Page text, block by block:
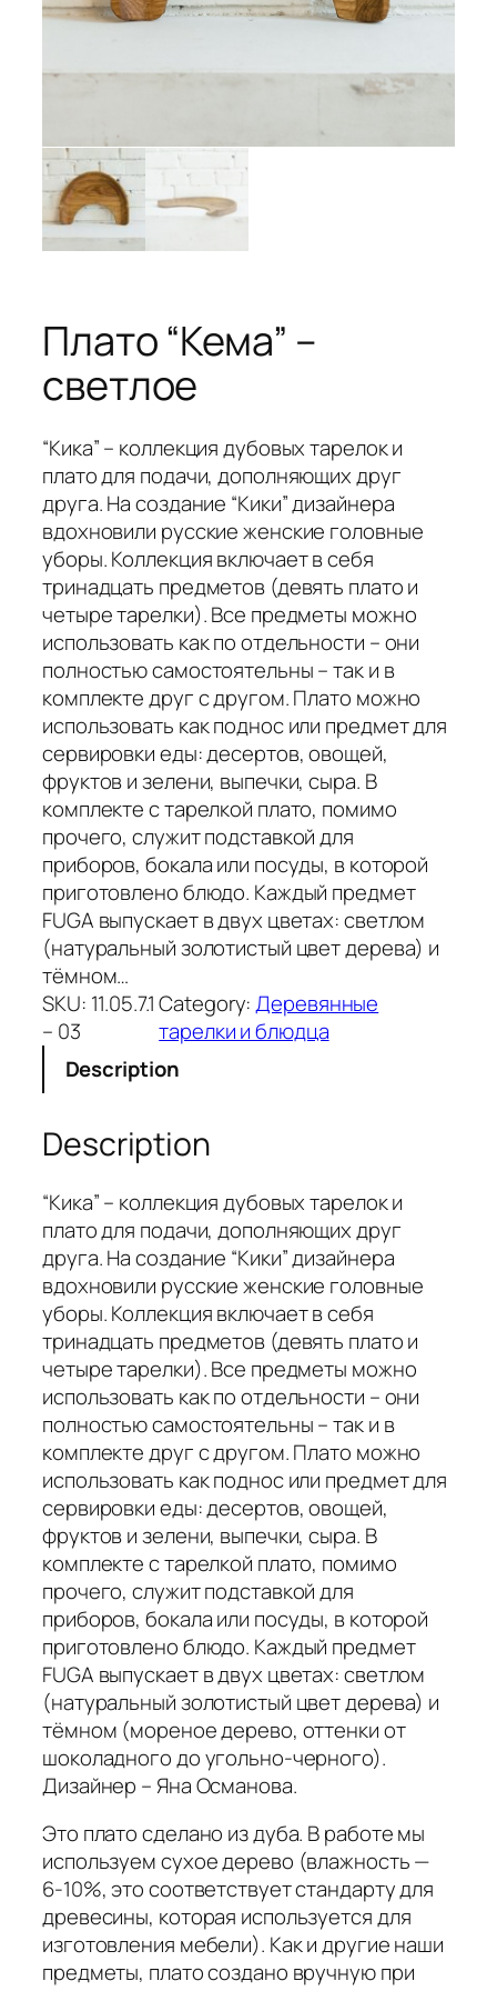
Плато “Кема” –
светлое
“Кика” – коллекция дубовых тарелок и
плато для подачи, дополняющих друг
друга. На создание “Кики” дизайнера
вдохновили русские женские головные
уборы. Коллекция включает в себя
тринадцать предметов (девять плато и
четыре тарелки). Все предметы можно
использовать как по отдельности – они
полностью самостоятельны – так и в
комплекте друг с другом. Плато можно
использовать как поднос или предмет для
сервировки еды: десертов, овощей,
фруктов и зелени, выпечки, сыра. В
комплекте с тарелкой плато, помимо
прочего, служит подставкой для
приборов, бокала или посуды, в которой
приготовлено блюдо. Каждый предмет
FUGA выпускает в двух цветах: светлом
(натуральный золотистый цвет дерева) и
тёмном…
SKU: 11.05.7.1
– 03
Category:Деревянные
тарелки и блюдца
Description
Description
“Кика” – коллекция дубовых тарелок и
плато для подачи, дополняющих друг
друга. На создание “Кики” дизайнера
вдохновили русские женские головные
уборы. Коллекция включает в себя
тринадцать предметов (девять плато и
четыре тарелки). Все предметы можно
использовать как по отдельности – они
полностью самостоятельны – так и в
комплекте друг с другом. Плато можно
использовать как поднос или предмет для
сервировки еды: десертов, овощей,
фруктов и зелени, выпечки, сыра. В
комплекте с тарелкой плато, помимо
прочего, служит подставкой для
приборов, бокала или посуды, в которой
приготовлено блюдо. Каждый предмет
FUGA выпускает в двух цветах: светлом
(натуральный золотистый цвет дерева) и
тёмном (мореное дерево, оттенки от
шоколадного до угольно-черного).
Дизайнер – Яна Османова.
Это плато сделано из дуба. В работе мы
используем сухое дерево (влажность —
6-10%, это соответствует стандарту для
древесины, которая используется для
изготовления мебели). Как и другие наши
предметы, плато создано вручную при